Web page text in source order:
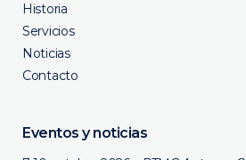
Historia
Servicios
Noticias
Contacto
Eventos y noticias